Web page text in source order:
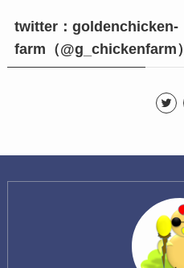
twitter：goldenchicken-
farm（@g_chickenfarm）